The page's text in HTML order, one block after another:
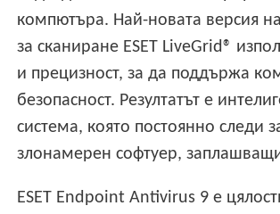
компютъра. Най-новата версия
за сканиране ESET LiveGrid®
и прецизност, за да поддържа
безопасност. Резултатът е
система, която постоянно следи
злонамерен софтуер,
ESET Endpoint Antivirus 9 е